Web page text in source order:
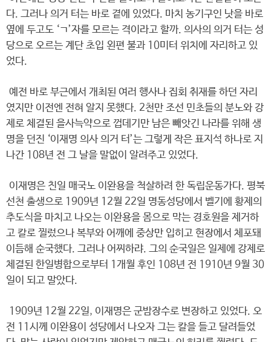
다. 그러나 의거 터는 바로 곁에 있었다. 마치 농기구인 낫을 바로
옆에 두고도 ‘ㄱ’자를 모르는 격이라고 할까. 의사의 의거 터는 성
당으로 오르는 계단 초입 왼편 불과 10미터 위치에 자리하고 있
었다.
예전 바로 부근에서 개최된 여러 행사나 집회 취재를 하던 자리
였지만 이전엔 전혀 알지 못했다. 2천만 조선 민초들의 분노와 강
제로 체결된 을사늑약으로 껍데기만 남은 빼앗긴 나라를 위해 생
명을 던진 ‘이재명 의사 의거 터’는 그렇게 작은 표지석 하나로 지
나간 108년 전 그 날을 말없이 알려주고 있었다.
이재명은 친일 매국노 이완용을 척살하려 한 독립운동가다. 평북
선천 출생으로 1909년 12월 22일 명동성당에서 벨기에 황제의
추도식을 마치고 나오는 이완용을 몸으로 막는 경호원을 제거하
고 칼로 찔렀으나 복부와 어깨에 중상만 입히고 현장에서 체포돼
이듬해 순국했다. 그러나 어찌하랴. 그의 순국일은 일제에 강제로
체결된 한일병합으로부터 1개월 후인 108년 전 1910년 9월 30
일이 되고 말았다.
1909년 12월 22일, 이재명은 군밤장수로 변장하고 있었다. 오
전 11시께 이완용이 성당에서 나오자 그는 칼을 들고 달려들었